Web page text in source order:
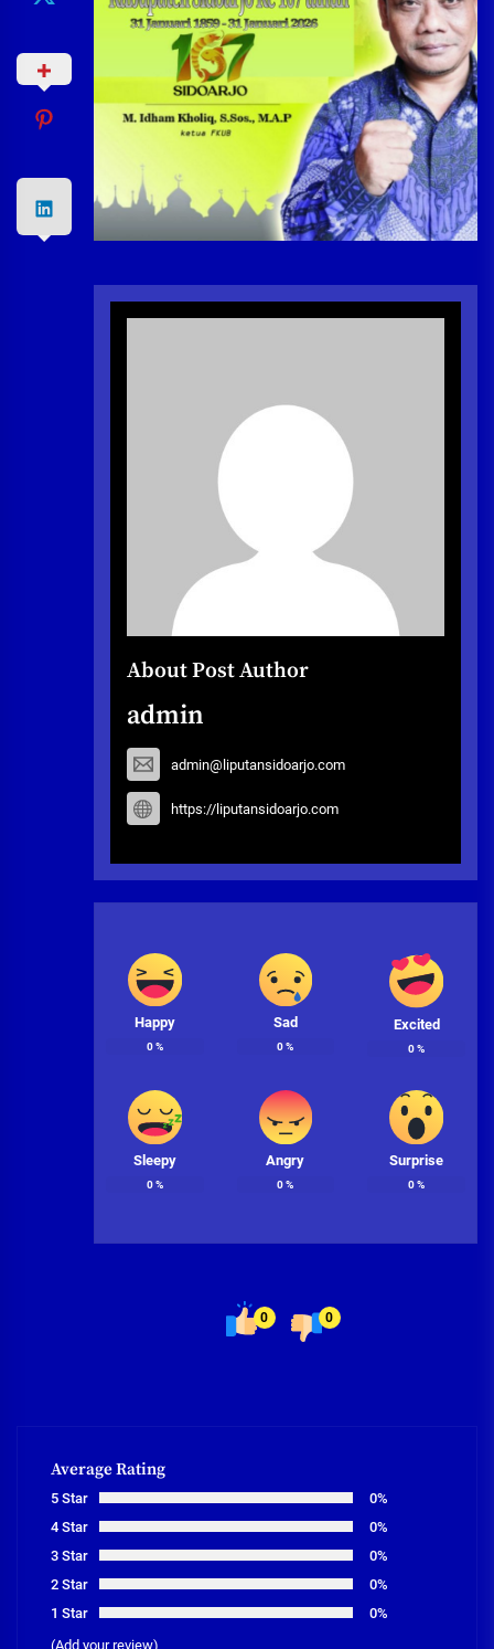
About Post Author
admin
admin@liputansidoarjo.com
https://liputansidoarjo.com
Happy
0%
Sad
0%
Excited
0%
Sleepy
0%
Angry
0%
Surprise
0%
0 0
Average Rating
5 Star
0%
4 Star
0%
3 Star
0%
2 Star
0%
1 Star
0%
(Add your review)